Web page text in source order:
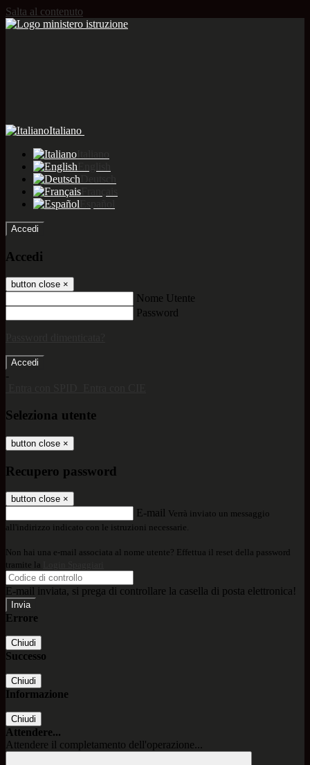
Salta al contenuto
Italiano
Accedi
Accedi
button close ×
Nome Utente
Password
-
Seleziona utente
button close ×
Recupero password
button close ×
E-mail Verrà inviato un messaggio
all'indirizzo indicato con le istruzioni necessarie.
Non hai una e-mail associata al nome utente? Effettua il reset della password
tramite la
E-mail inviata, si prega di controllare la casella di posta elettronica!
Errore
Chiudi
Successo
Chiudi
Informazione
Chiudi
Attendere...
Attendere il completamento dell'operazione...